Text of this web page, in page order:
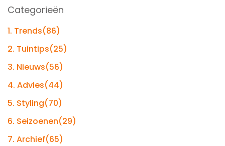
Categorieën
1. Trends(86)
2. Tuintips(25)
3. Nieuws(56)
4. Advies(44)
5. Styling(70)
6. Seizoenen(29)
7. Archief(65)